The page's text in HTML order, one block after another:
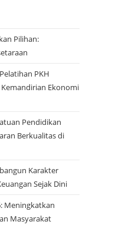
Pilihan:
PKH
Ekonomi
Pendidikan
Berkualitas di
Karakter
Sejak Dini
Meningkatkan
Masyarakat